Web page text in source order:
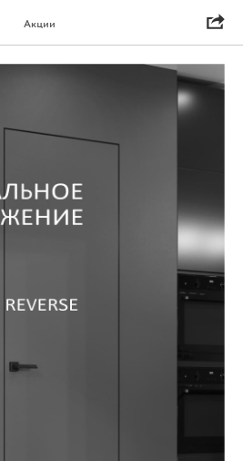
Акции